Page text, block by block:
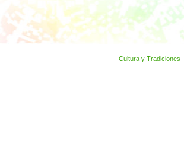
Cultura y Tradiciones